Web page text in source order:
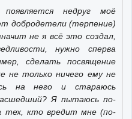
недруг моё
добродетели (терпение)
не я всё это создал,
нужно сперва
сделать посвящение
не только ничего ему не
на него и стараюсь
Я пытаюсь по-
тех, кто вредит мне (по-